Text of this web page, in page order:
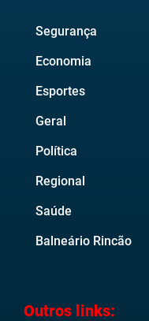
Segurança
Economia
Esportes
Geral
Política
Regional
Saúde
Balneário Rincão
Outros links: